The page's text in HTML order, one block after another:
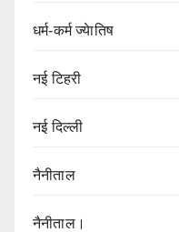
धर्म-कर्म ज्येातिष
नई टिहरी
नई दिल्ली
नैनीताल
नैनीताल।